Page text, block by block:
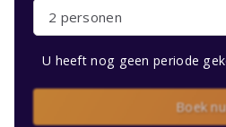
2 personen
U heeft nog geen periode
Boek nu